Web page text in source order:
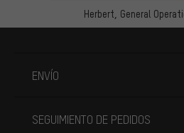
Herbert, General
ENVÍO
SEGUIMIENTO DE PEDIDOS